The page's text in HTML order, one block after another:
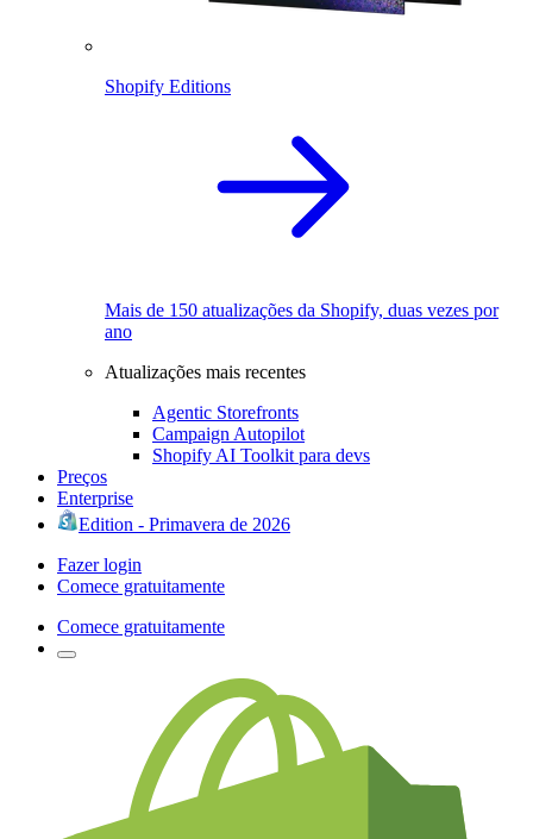
Shopify Editions
Mais de 150 atualizações da Shopify, duas vezes por
ano
Atualizações mais recentes
Agentic Storefronts
Campaign Autopilot
Shopify AI Toolkit para devs
Preços
Enterprise
Edition - Primavera de 2026
Fazer login
Comece gratuitamente
Comece gratuitamente